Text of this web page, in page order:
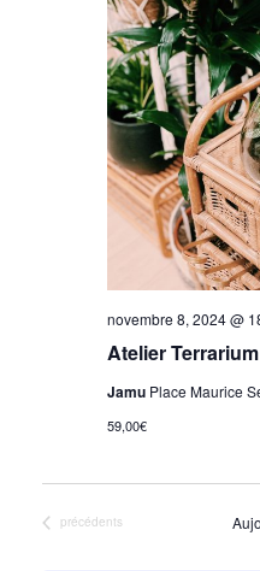
Atelier
novembre 8, 2024 @
Jamu Place Maurice
59,00€
Évènements
précédents